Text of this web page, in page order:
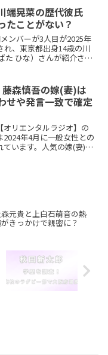
い。2025【比較画像】佐
端晃菜の歴代彼氏
たことがない？
ンバーが3人目が2025年
れ、東京都出身14歳の川
た ひな）さんが紹介さ
います！かなりモテるの
藤森慎吾の嫁(妻)は
せや発言一致で確定
オリエンタルラジオ】の
2024年4月に一般女性との
います。人気の嫁(妻)だ
森元貴と上白石萌音の熱
きっかけで親密に？